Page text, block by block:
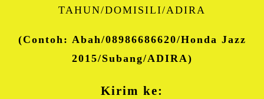
TAHUN/DOMISILI/ADIRA
(Contoh: Abah/08986686620/Honda Jazz
2015/Subang/ADIRA)
Kirim ke: